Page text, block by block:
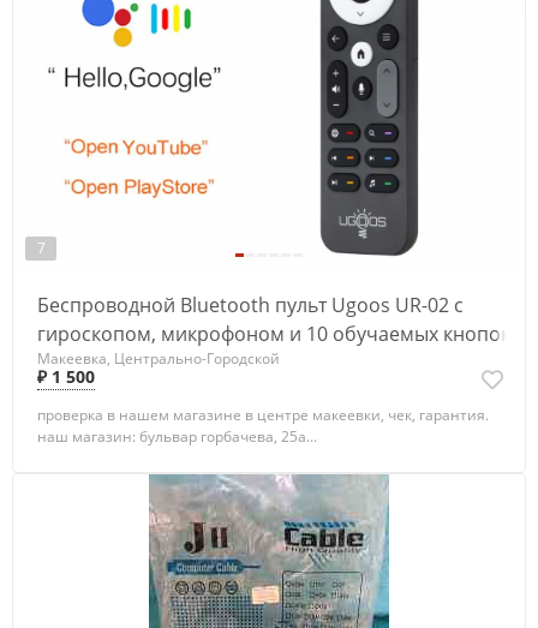
7
Беспроводной Bluetooth пульт Ugoos UR-02 с
гироскопом, микрофоном и 10 обучаемых кнопок
Макеевка, Центрально-Городской
₽ 1 500
проверка в нашем магазине в центре макеевки, чек, гарантия.
наш магазин: бульвар горбачева, 25а...